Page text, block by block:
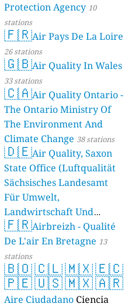
Protection Agency 10
stations
🇫🇷Air Pays De La Loire
26 stations
🇬🇧Air Quality In Wales
33 stations
🇨🇦Air Quality Ontario -
The Ontario Ministry Of
The Environment And
Climate Change 38 stations
🇩🇪Air Quality, Saxon
State Office (Luftqualität
Sächsisches Landesamt
Für Umwelt,
Landwirtschaft Und
Geologie) 50 stations
🇫🇷Airbreizh - Qualité
De L'air En Bretagne 13
stations
🇧🇴🇨🇱🇲🇽🇪🇨
🇵🇪🇺🇸🇲🇽🇦🇷
Aire Ciudadano Ciencia